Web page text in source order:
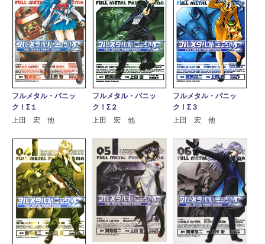
フルメタル・パニッ
ク！Σ１
上田 宏 他
フルメタル・パニッ
ク！Σ２
上田 宏 他
フルメタル・パニッ
ク！Σ３
上田 宏 他